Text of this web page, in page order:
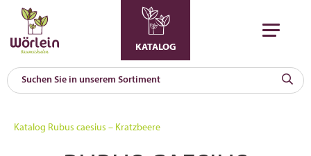
KATALOG
Katalog Rubus caesius – Kratzbeere